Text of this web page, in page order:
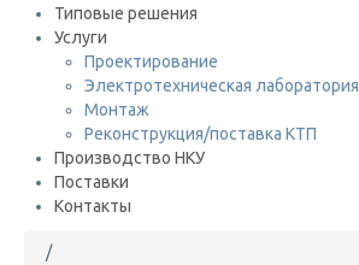
Типовые решения
Услуги
Проектирование
Электротехническая лаборатория
Монтаж
Реконструкция/поставка КТП
Производство НКУ
Поставки
Контакты
/